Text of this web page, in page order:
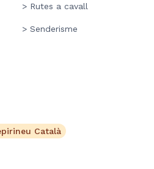
> Rutes a cavall
> Senderisme
Català